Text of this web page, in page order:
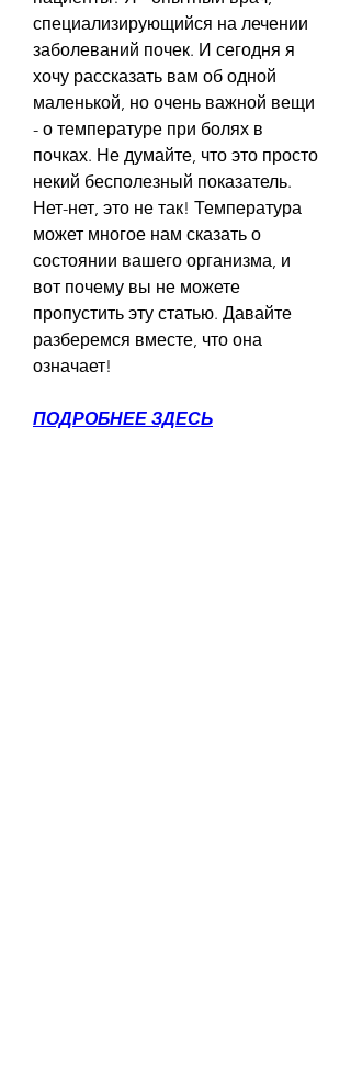
специализирующийся на лечении
заболеваний почек. И сегодня я
хочу рассказать вам об одной
маленькой, но очень важной вещи
- о температуре при болях в
почках. Не думайте, что это просто
некий бесполезный показатель.
Нет-нет, это не так! Температура
может многое нам сказать о
состоянии вашего организма, и
вот почему вы не можете
пропустить эту статью. Давайте
разберемся вместе, что она
означает!
ПОДРОБНЕЕ ЗДЕСЬ